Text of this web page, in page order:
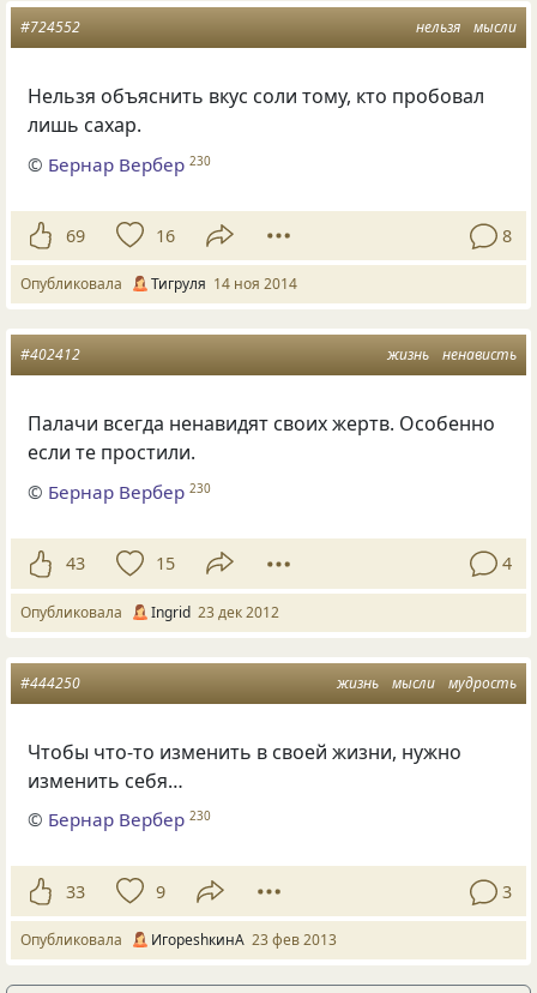
нельзя мысли
#724552
Нельзя объяснить вкус соли тому, кто пробовал
лишь сахар.
© Бернар Вербер 230
69 16 8
Опубликовала Тигруля 14 ноя 2014
жизнь ненависть
#402412
Палачи всегда ненавидят своих жертв. Особенно
если те простили.
© Бернар Вербер 230
43 15 4
Опубликовала Ingrid 23 дек 2012
жизнь мысли мудрость
#444250
Чтобы что-то изменить в своей жизни, нужно
изменить себя…
© Бернар Вербер 230
33 9 3
Опубликовала ИгореshкинА 23 фев 2013